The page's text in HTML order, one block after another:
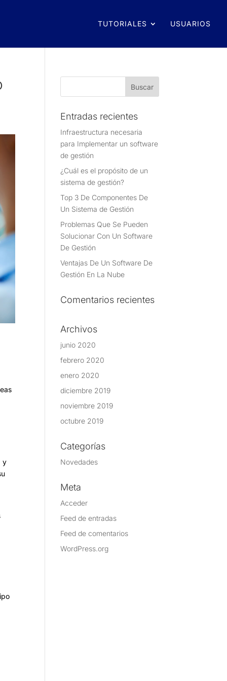
TUTORIALES USUARIOS
y
Entradas recientes
Infraestructura necesaria
para Implementar un software
de gestión
¿Cuál es el propósito de un
sistema de gestión?
Top 3 De Componentes De
Un Sistema de Gestión
Problemas Que Se Pueden
Solucionar Con Un Software
De Gestión
Ventajas De Un Software De
Gestión En La Nube
Comentarios recientes
Archivos
junio 2020
febrero 2020
enero 2020
diciembre 2019
noviembre 2019
octubre 2019
Categorías
Novedades
Meta
Acceder
Feed de entradas
Feed de comentarios
WordPress.org